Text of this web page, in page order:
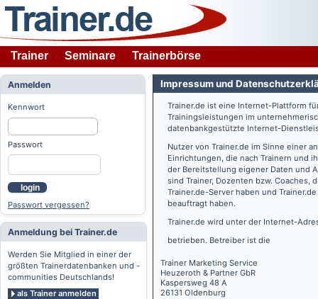
Trainer Seminare Trainerbörse
Anmelden
Kennwort
Passwort
login
Passwort vergessen?
Anmeldung bei Trainer.de
Werden Sie Mitglied in einer der
größten Trainerdatenbanken und -
communities Deutschlands!
als Trainer anmelden
Impressum und
Trainer.de ist eine Internet-Plattform
Trainingsleistungen im
datenbankgestützte Internet-
Nutzer von Trainer.de im Sinne einer
Einrichtungen, die nach Trainern und
der Bereitstellung eigener Daten und
sind Trainer, Dozenten bzw.
Trainer.de-Server haben und Trainer.de
beauftragt haben.
Trainer.de wird unter der Internet-
betrieben. Betreiber ist die
Trainer Marketing Service
Heuzeroth & Partner GbR
Kaspersweg 48 A
26131 Oldenburg